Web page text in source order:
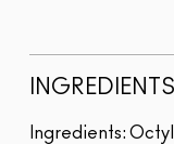
美國／歐洲中東非
INGREDIENTS
Ingredients: